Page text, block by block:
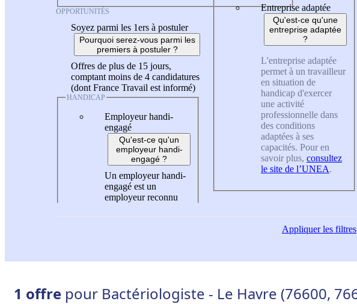
OPPORTUNITÉS
Soyez parmi les 1ers à postuler
Pourquoi serez-vous parmi les
premiers à postuler ?
Offres de plus de 15 jours,
comptant moins de 4 candidatures
(dont France Travail est informé)
HANDICAP
Employeur handi-
engagé
Qu'est-ce qu'un
employeur handi-
engagé ?
Un employeur handi-
engagé est un
employeur reconnu
Entreprise adaptée
Qu'est-ce qu'une
entreprise adaptée
?
L'entreprise adaptée
permet à un travailleur
en situation de
handicap d'exercer
une activité
professionnelle dans
des conditions
adaptées à ses
capacités. Pour en
savoir plus, consultez
le site de l’UNEA.
Appliquerles filtres
1 offre pour Bactériologiste - Le Havre (76600,